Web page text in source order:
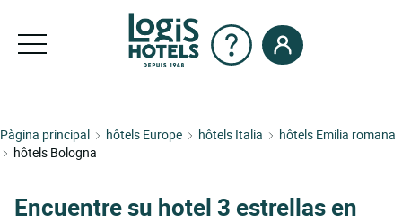
Pàgina principal hôtels Europe hôtels Italia
hôtels Emilia romana
hôtels Bologna
Encuentre su hotel 3 estrellas en